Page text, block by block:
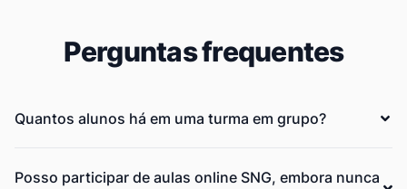
Perguntas frequentes
Quantos alunos há em uma turma em grupo?
Posso participar de aulas online SNG, embora nunca